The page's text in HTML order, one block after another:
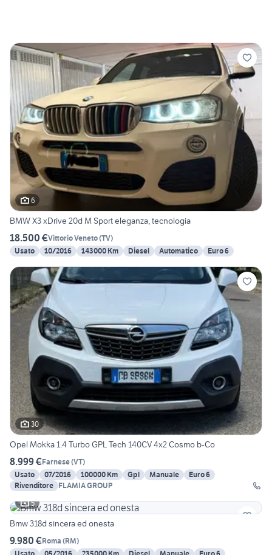
6
BMW X3 xDrive 20d M Sport eleganza, tecnologia
18.500 €Vittorio Veneto(TV)
Usato
10/2016 143000 Km Diesel Automatico Euro 6
30
Opel Mokka 1.4 Turbo GPL Tech 140CV 4x2 Cosmo b-Co
8.999 €Farnese(VT)
Usato
07/2016 100000 Km Gpl Manuale
Euro 6
Rivenditore FLAMIA GROUP
5
Bmw 318d sincera ed onesta
9.980 €Roma (RM)